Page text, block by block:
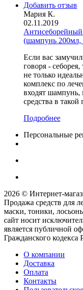
Добавить отзыв
Мария К.
02.11.2019
(шампунь 200мл,
Если вас
говоря -
не только
комплекс по
входят шампунь,
средства в
Подробнее
Персональные
2026 © Интернет-
Продажа средств для
маски, тоники,
сайт носит
является публичной
Гражданского кодекса
О компании
Доставка
Оплата
Контакты